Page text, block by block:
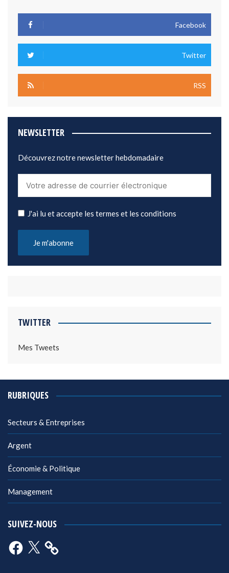
Facebook
Twitter
RSS
NEWSLETTER
Découvrez notre newsletter hebdomadaire
J'ai lu et accepte les termes et les conditions
TWITTER
Mes Tweets
RUBRIQUES
Secteurs & Entreprises
Argent
Économie & Politique
Management
SUIVEZ-NOUS
Facebook
X